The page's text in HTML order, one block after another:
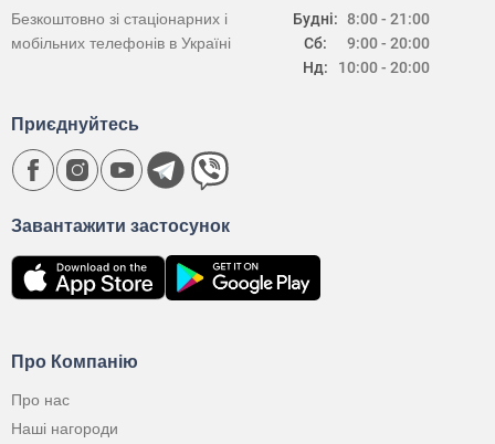
Будні:
Сб:
Нд:
8:00 - 21:00
9:00 - 20:00
10:00 - 20:00
Безкоштовно зі стаціонарних і
мобільних телефонів в Україні
Про Компанію
Про нас
Наші нагороди
Завантажити застосунок
Приєднуйтесь